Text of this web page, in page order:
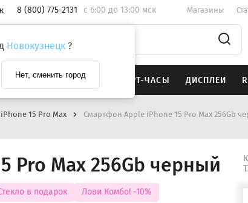
Новокузнецк ?
Нет, сменить город
8 (800) 775-2131 c 6:00 до 13:00 мск Магазины
НАУШНИКИ СМАРТ-ЧАСЫ ДИСПЛЕИ
15 Pro Max Смартфон Apple iPhone 15 Pro Max 256Gb
Pro Max 256Gb черный
в подарок Лови Комбо! -10%